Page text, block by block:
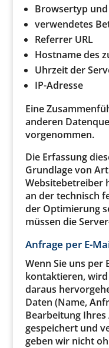
Browsertyp
verwendetes
Referrer URL
Hostname des
Uhrzeit der
IP-Adresse
Eine
anderen
vorgenommen.
Die Erfassung
Grundlage von
Websitebetreiber
an der technisch
der Optimierung
müssen die
Anfrage per E-
Wenn Sie uns per
kontaktieren,
daraus
Daten (Name,
Bearbeitung Ihres
gespeichert und
geben wir nicht